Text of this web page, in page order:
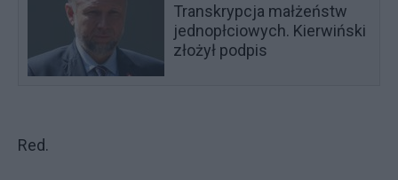
Transkrypcja małżeństw
jednopłciowych. Kierwiński
złożył podpis
Red.